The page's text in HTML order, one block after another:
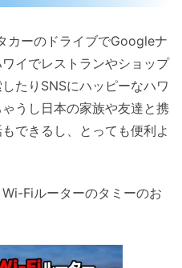
カーのドライブでGoogleナ
イでレストランやショップ
たりSNSにハッピーなハワ
うし日本の家族や友達と携
できるし、とっても便利よ
Fiルーターのタミーのお